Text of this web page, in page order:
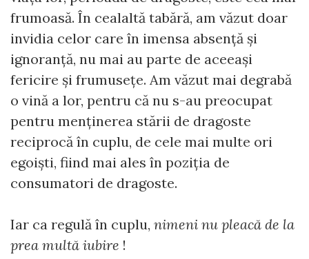
frumoasă. În cealaltă tabără, am văzut doar
invidia celor care în imensa absență și
ignoranță, nu mai au parte de aceeași
fericire și frumusețe. Am văzut mai degrabă
o vină a lor, pentru că nu s-au preocupat
pentru menținerea stării de dragoste
reciprocă în cuplu, de cele mai multe ori
egoiști, fiind mai ales în poziția de
consumatori de dragoste.
Iar ca regulă în cuplu, nimeni nu pleacă de la
prea multă iubire !